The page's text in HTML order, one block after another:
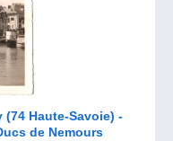
Haute-Savoie) -
de Nemours